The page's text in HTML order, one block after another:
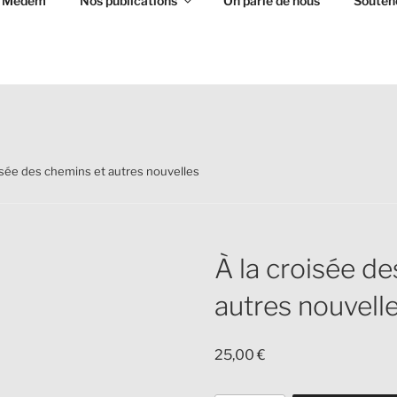
MEDEM
yiddish à Paris
des chemins et autres nouvelles
À la croisée
autres
25,00€